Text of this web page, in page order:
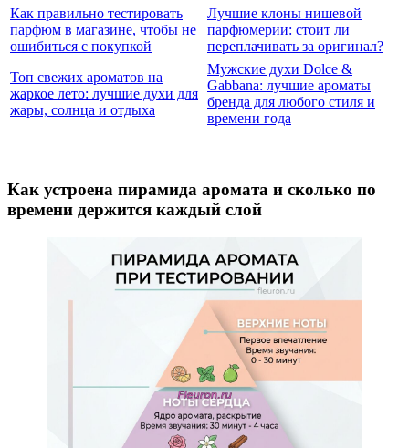
Как правильно тестировать
парфюм в магазине, чтобы не
ошибиться с покупкой
Лучшие клоны нишевой
парфюмерии: стоит ли
переплачивать за оригинал?
Топ свежих ароматов на
жаркое лето: лучшие духи для
жары, солнца и отдыха
Мужские духи Dolce &
Gabbana: лучшие ароматы
бренда для любого стиля и
времени года
Как устроена пирамида аромата и сколько по
времени держится каждый слой